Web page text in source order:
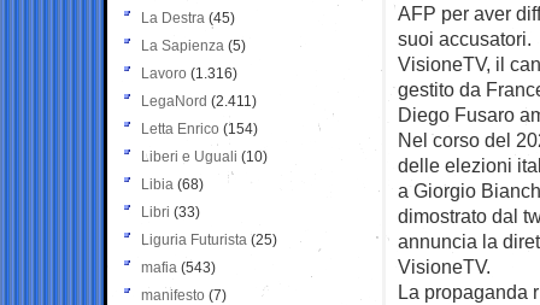
AFP per aver
suoi accusatori.
VisioneTV, il
gestito da
Diego Fusaro
Nel corso del
delle elezioni
a Giorgio
dimostrato dal
annuncia la
VisioneTV.
La propaganda
La Destra (45)
La Sapienza (5)
Lavoro (1.316)
LegaNord (2.411)
Letta Enrico (154)
Liberi e Uguali (10)
Libia (68)
Libri (33)
Liguria Futurista (25)
mafia (543)
manifesto (7)